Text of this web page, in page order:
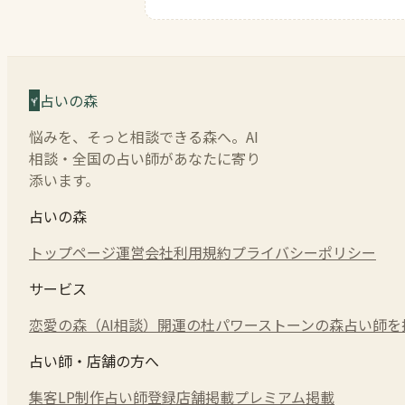
占いの森
悩みを、そっと相談できる森へ。AI
相談・全国の占い師があなたに寄り
添います。
占いの森
トップページ運営会社利用規約プライバシーポリシー
サービス
恋愛の森（AI相談） 開運の杜パワーストーンの森占い師
占い師・店舗の方へ
集客LP制作占い師登録店舗掲載プレミアム掲載